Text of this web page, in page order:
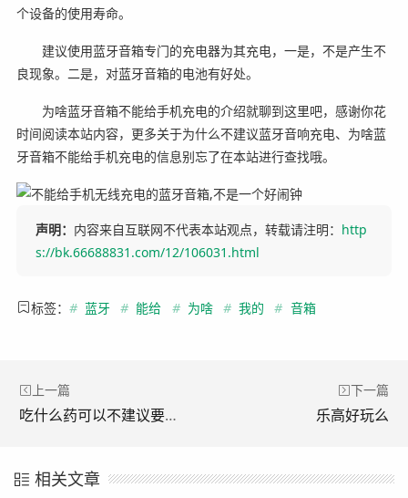
个设备的使用寿命。
建议使用蓝牙音箱专门的充电器为其充电，一是，不是产生不
良现象。二是，对蓝牙音箱的电池有好处。
为啥蓝牙音箱不能给手机充电的介绍就聊到这里吧，感谢你花
时间阅读本站内容，更多关于为什么不建议蓝牙音响充电、为啥蓝
牙音箱不能给手机充电的信息别忘了在本站进行查找哦。
声明： 内容来自互联网不代表本站观点，转载请注明： http
s://bk.66688831.com/12/106031.html
标签： # 蓝牙 # 能给 # 为啥 # 我的 # 音箱
上一篇
吃什么药可以不建议要孩子
下一篇
乐高好玩么
相关文章